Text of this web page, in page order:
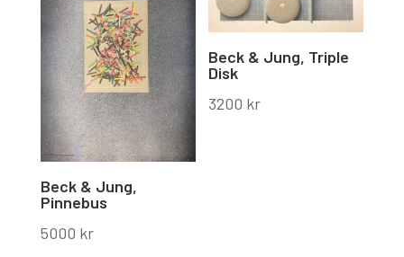
Beck & Jung,
Pinnebus
5000 kr
Beck & Jung, Triple
Disk
3200 kr